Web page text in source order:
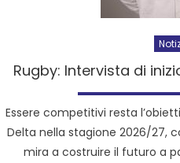
Rugby: Intervista di
Essere competitivi resta
Delta nella stagione 2026/27,
mira a costruire il futuro a